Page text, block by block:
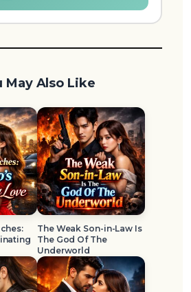
May Also Like
The Weak Son-in-Law Is
The God Of The
Underworld